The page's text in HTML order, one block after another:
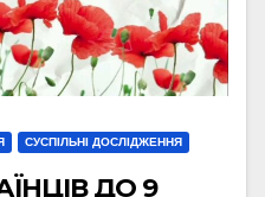
СУСПІЛЬНІ ДОСЛІДЖЕННЯ
ДО 9